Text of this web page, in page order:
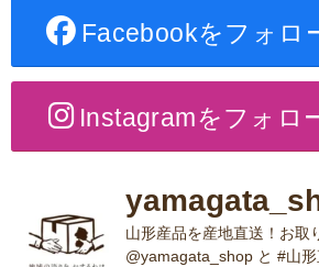
Facebookをフォロ
Instagramをフォロ
山形産品を産地直送！お取
@yamagata_shop と #山